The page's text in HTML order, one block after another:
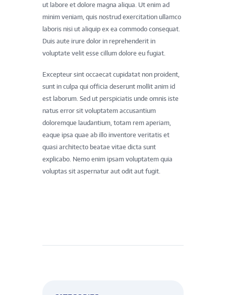
ut labore et dolore magna aliqua. Ut enim ad
minim veniam, quis nostrud exercitation ullamco
laboris nisi ut aliquip ex ea commodo consequat.
Duis aute irure dolor in reprehenderit in
voluptate velit esse cillum dolore eu fugiat.
Excepteur sint occaecat cupidatat non proident,
sunt in culpa qui officia deserunt mollit anim id
est laborum. Sed ut perspiciatis unde omnis iste
natus error sit voluptatem accusantium
doloremque laudantium, totam rem aperiam,
eaque ipsa quae ab illo inventore veritatis et
quasi architecto beatae vitae dicta sunt
explicabo. Nemo enim ipsam voluptatem quia
voluptas sit aspernatur aut odit aut fugit.